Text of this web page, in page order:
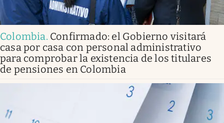
Colombia. Confirmado: el Gobierno visitará
casa por casa con personal administrativo
para comprobar la existencia de los titulares
de pensiones en Colombia